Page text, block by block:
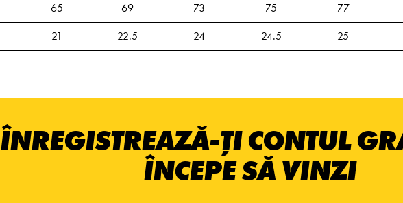
65 69 73 75 77
21 22.5 24 24.5 25
ÎNREGISTREAZĂ-ȚI CONTUL
ÎNCEPE SĂ VINZI